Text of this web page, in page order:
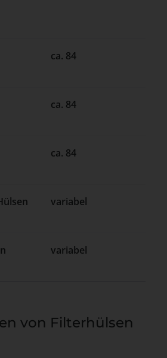
ca. 84
ca. 84
ca. 84
variabel
variabel
von Filterhülsen